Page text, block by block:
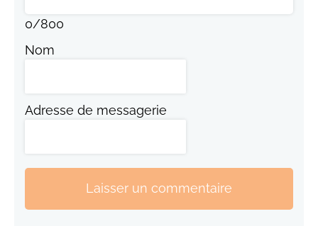
0/800
Nom
Adresse de messagerie
Laisser un commentaire